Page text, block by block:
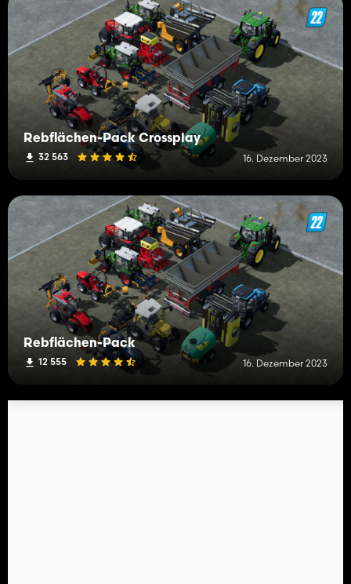
Rebflächen-Pack Crossplay
32 563 16. Dezember 2023
Rebflächen-Pack
12 555 16. Dezember 2023